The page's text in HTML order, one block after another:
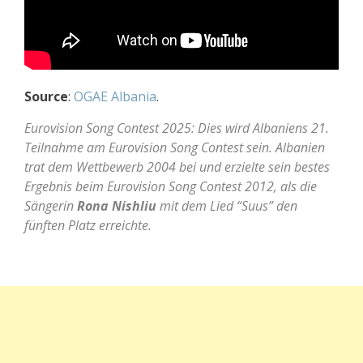
Source: OGAE Albania.
Eurovision Song Contest 2025: Dies wird Albaniens 21.
Teilnahme am Eurovision Song Contest sein. Albanien
trat dem Wettbewerb 2004 bei und erzielte sein bestes
Ergebnis beim Eurovision Song Contest 2012, als die
SängerinRona Nishliumit dem Lied “Suus” den
fünften Platz erreichte.